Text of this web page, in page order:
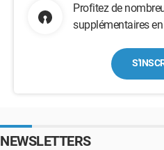
Profitez de
supplémentaires
NEWSLETTERS